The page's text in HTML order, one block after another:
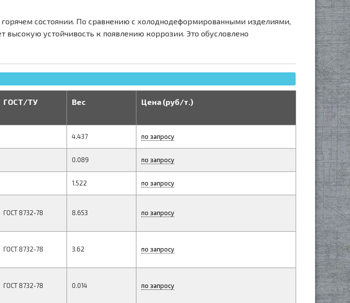
состоянии. По сравнению с холоднодеформированными изделиями,
высокую устойчивость к появлению коррозии. Это обусловлено
ГОСТ/ТУ Вес Цена (руб/т.)
4.437 по запросу
0.089 по запросу
1.522 по запросу
ГОСТ 8732-78 8.653 по запросу
ГОСТ 8732-78 3.62 по запросу
ГОСТ 8732-78 0.014 по запросу